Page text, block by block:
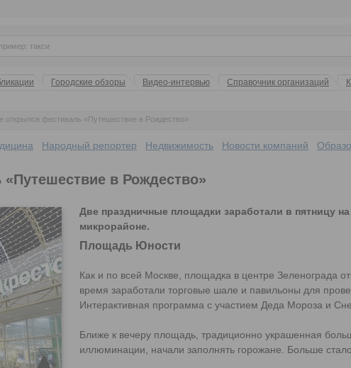
Городские обзоры Видео-интервью Справочник организаций
открылся фестиваль «Путешествие в Рождество»
Народный репортер Недвижимость Новости компаний
в Рождество»
Две праздничные площадки заработали в пятницу
микрорайоне.
Площадь Юности
Как и по всей Москве, площадка в центре Зеленограда
время заработали торговые шале и павильоны для
Интерактивная программа с участием Деда Мороза и
Ближе к вечеру площадь, традиционно украшенная
иллюминации, начали заполнять горожане. Больше